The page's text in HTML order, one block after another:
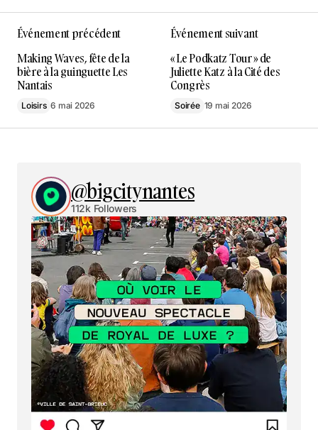
Événement précédent
Making Waves, fête de la
bière à la guinguette Les
Nantais
Loisirs 6 mai 2026
Événement suivant
« Le Podkatz Tour » de
Juliette Katz à la Cité des
Congrès
Soirée 19 mai 2026
@bigcitynantes
112k Followers